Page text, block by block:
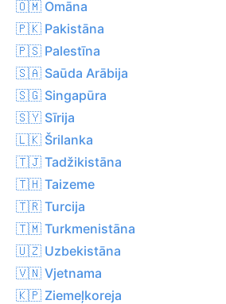
🇴🇲 Omāna
🇵🇰 Pakistāna
🇵🇸 Palestīna
🇸🇦 Saūda Arābija
🇸🇬 Singapūra
🇸🇾 Sīrija
🇱🇰 Šrilanka
🇹🇯 Tadžikistāna
🇹🇭 Taizeme
🇹🇷 Turcija
🇹🇲 Turkmenistāna
🇺🇿 Uzbekistāna
🇻🇳 Vjetnama
🇰🇵 Ziemeļkoreja